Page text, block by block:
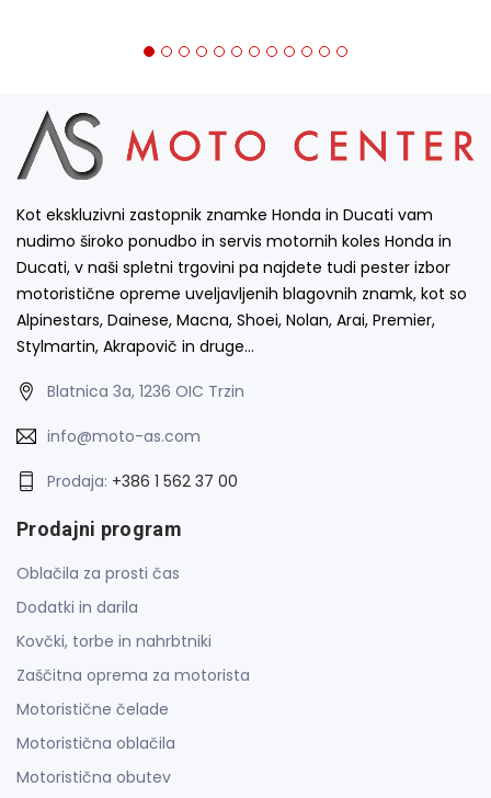
Kot ekskluzivni zastopnik znamke Honda in Ducati vam
nudimo široko ponudbo in servis motornih koles Honda in
Ducati, v naši spletni trgovini pa najdete tudi pester izbor
motoristične opreme uveljavljenih blagovnih znamk, kot so
Alpinestars, Dainese, Macna, Shoei, Nolan, Arai, Premier,
Stylmartin, Akrapovič in druge…
Blatnica 3a, 1236 OIC Trzin
info@moto-as.com
Prodaja: +386 1 562 37 00
Prodajni program
Oblačila za prosti čas
Dodatki in darila
Kovčki, torbe in nahrbtniki
Zaščitna oprema za motorista
Motoristične čelade
Motoristična oblačila
Motoristična obutev